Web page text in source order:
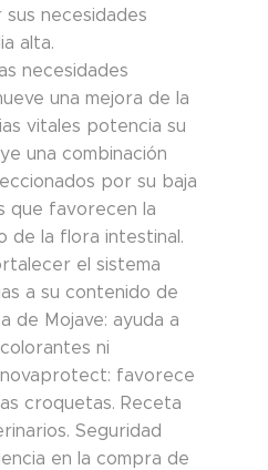
necesidades
alta.
necesidades
una mejora de la
vitales potencia su
una combinación
por su baja
que favorecen la
de la flora intestinal.
el sistema
a su contenido de
de Mojave: ayuda a
ni
favorece
croquetas. Receta
Seguridad
en la compra de